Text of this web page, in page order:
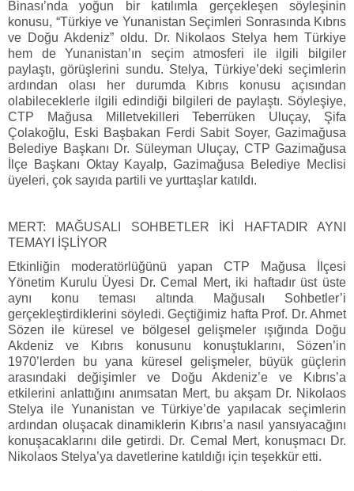
Binası’nda yoğun bir katılımla gerçekleşen söyleşinin
konusu, “Türkiye ve Yunanistan Seçimleri Sonrasında Kıbrıs
ve Doğu Akdeniz” oldu. Dr. Nikolaos Stelya hem Türkiye
hem de Yunanistan’ın seçim atmosferi ile ilgili bilgiler
paylaştı, görüşlerini sundu. Stelya, Türkiye’deki seçimlerin
ardından olası her durumda Kıbrıs konusu açısından
olabileceklerle ilgili edindiği bilgileri de paylaştı. Söyleşiye,
CTP Mağusa Milletvekilleri Teberrüken Uluçay, Şifa
Çolakoğlu, Eski Başbakan Ferdi Sabit Soyer, Gazimağusa
Belediye Başkanı Dr. Süleyman Uluçay, CTP Gazimağusa
İlçe Başkanı Oktay Kayalp, Gazimağusa Belediye Meclisi
üyeleri, çok sayıda partili ve yurttaşlar katıldı.
MERT: MAĞUSALI SOHBETLER İKİ HAFTADIR AYNI
TEMAYI İŞLİYOR
Etkinliğin moderatörlüğünü yapan CTP Mağusa İlçesi
Yönetim Kurulu Üyesi Dr. Cemal Mert, iki haftadır üst üste
aynı konu teması altında Mağusalı Sohbetler’i
gerçekleştirdiklerini söyledi. Geçtiğimiz hafta Prof. Dr. Ahmet
Sözen ile küresel ve bölgesel gelişmeler ışığında Doğu
Akdeniz ve Kıbrıs konusunu konuştuklarını, Sözen’in
1970’lerden bu yana küresel gelişmeler, büyük güçlerin
arasındaki değişimler ve Doğu Akdeniz’e ve Kıbrıs’a
etkilerini anlattığını anımsatan Mert, bu akşam Dr. Nikolaos
Stelya ile Yunanistan ve Türkiye’de yapılacak seçimlerin
ardından oluşacak dinamiklerin Kıbrıs’a nasıl yansıyacağını
konuşacaklarını dile getirdi. Dr. Cemal Mert, konuşmacı Dr.
Nikolaos Stelya’ya davetlerine katıldığı için teşekkür etti.